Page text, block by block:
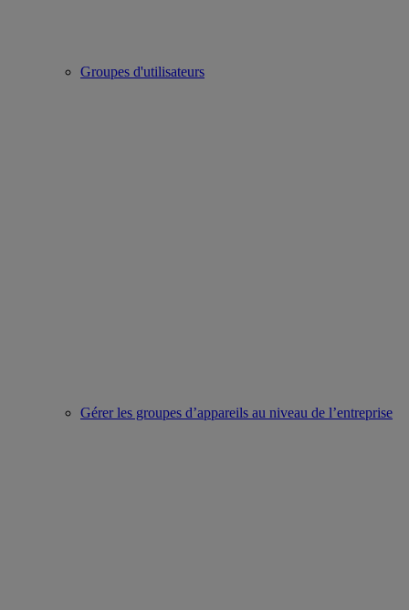
Groupes d'utilisateurs
Gérer les groupes d’appareils au niveau de l’entreprise